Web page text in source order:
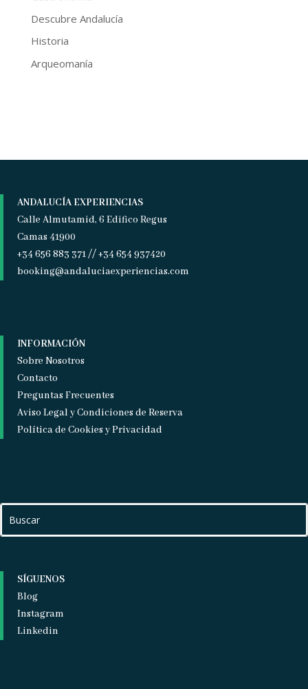
Descubre Andalucía
Historia
Arqueomanía
ANDALUCÍA EXPERIENCIAS
Calle Almutamid, 6 Edifico Regus
Camas 41900
+34 656 883 371 // +34 654 937420
booking@andaluciaexperiencias.com
INFORMACIÓN
Sobre Nosotros
Contacto
Preguntas Frecuentes
Aviso Legal y Condiciones de Reserva
Política de Cookies y Privacidad
SÍGUENOS
Blog
Instagram
Linkedin